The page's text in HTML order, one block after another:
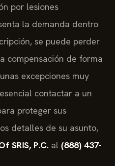
por lesiones
la demanda dentro
se puede perder
compensación de forma
excepciones muy
contactar a un
proteger sus
detalles de su asunto,
SRIS, P.C. al (888) 437-